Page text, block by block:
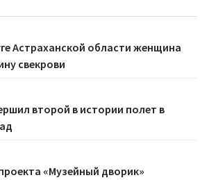
Астраханской области женщина
свекрови
второй в истории полет в
«Музейный дворик»